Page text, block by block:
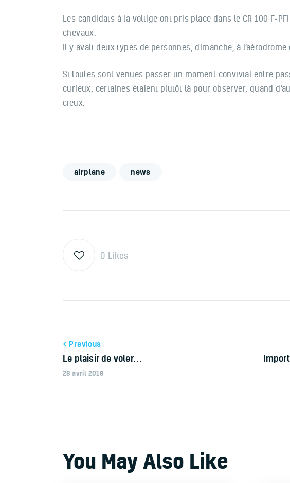
Les candidats à la voltige ont pris place dans le CR 100 F-
chevaux.
Il y avait deux types de personnes, dimanche, à l’aérodrome
Si toutes sont venues passer un moment convivial entre
curieux, certaines étaient plutôt là pour observer, quand
cieux.
airplane news
0 Likes
Previous
Le plaisir de voler…
28 avril 2019
You May Also Like